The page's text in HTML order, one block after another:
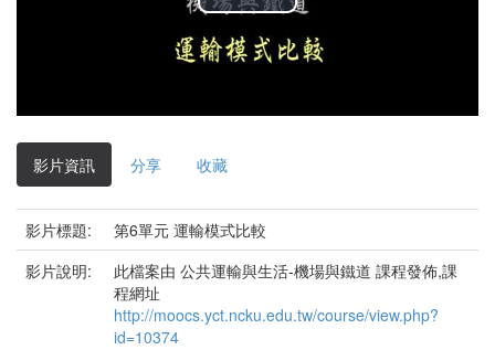
播
放
影
影片資訊 分享 收藏
影片標題:
第6單元 運輸模式比較
影片說明:
此檔案由 公共運輸與生活-機場與鐵道 課程發佈,課
程網址
http://moocs.yct.ncku.edu.tw/course/view.php?
id=10374